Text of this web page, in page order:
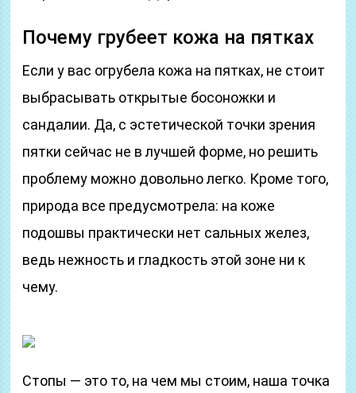
Почему грубеет кожа на пятках
Если у вас огрубела кожа на пятках, не стоит
выбрасывать открытые босоножки и
сандалии. Да, с эстетической точки зрения
пятки сейчас не в лучшей форме, но решить
проблему можно довольно легко. Кроме того,
природа все предусмотрела: на коже
подошвы практически нет сальных желез,
ведь нежность и гладкость этой зоне ни к
чему.
Стопы — это то, на чем мы стоим, наша точка